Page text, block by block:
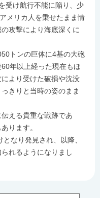
受け航行不能に陥り、少
メリカ人を乗せたまま情
攻撃により海底深くに
トンの巨体に4基の大砲
年以上経った現在もほ
より受けた破損や沈没
きりと当時の姿のまま
える貴重な戦跡であ
ります。
なり発見され、以降、
れるようになりまし